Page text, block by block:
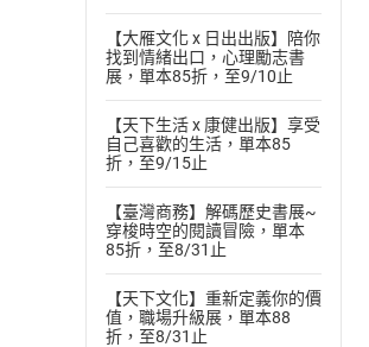
【大雁文化 x 日出出版】陪你
找到情緒出口，心理勵志書
展，單本85折，至9/10止
【天下生活 x 康健出版】享受
自己喜歡的生活，單本85
折，至9/15止
【臺灣商務】解碼歷史書展~
穿梭時空的閱讀冒險，單本
85折，至8/31止
【天下文化】重新定義你的價
值，職場升級展，單本88
折，至8/31止